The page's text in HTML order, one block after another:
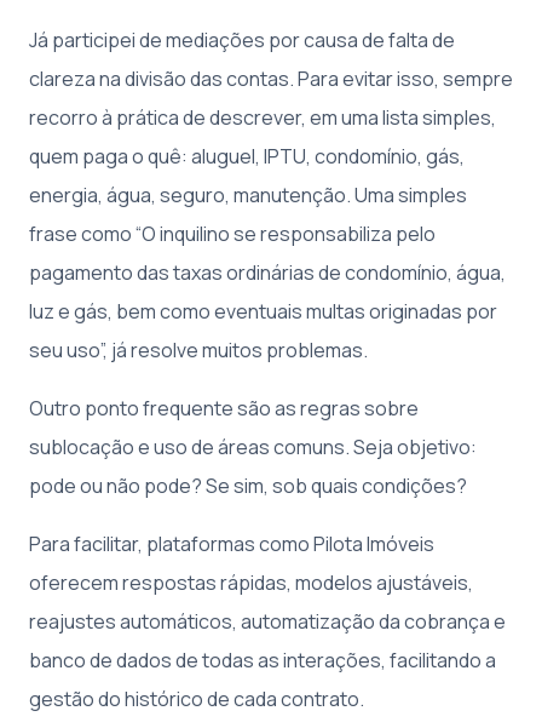
Já participei de mediações por causa de falta de
clareza na divisão das contas. Para evitar isso, sempre
recorro à prática de descrever, em uma lista simples,
quem paga o quê: aluguel, IPTU, condomínio, gás,
energia, água, seguro, manutenção. Uma simples
frase como “O inquilino se responsabiliza pelo
pagamento das taxas ordinárias de condomínio, água,
luz e gás, bem como eventuais multas originadas por
seu uso”, já resolve muitos problemas.
Outro ponto frequente são as regras sobre
sublocação e uso de áreas comuns. Seja objetivo:
pode ou não pode? Se sim, sob quais condições?
Para facilitar, plataformas como Pilota Imóveis
oferecem respostas rápidas, modelos ajustáveis,
reajustes automáticos, automatização da cobrança e
banco de dados de todas as interações, facilitando a
gestão do histórico de cada contrato.